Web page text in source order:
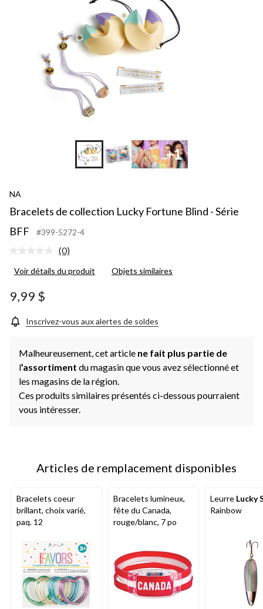
+1
NA
Bracelets de collection Lucky Fortune Blind - Série
BFF
#399-5272-4
Aucune
pour
la
même
(0)
Voir détails du produit Objets similaires
9,99 $
Inscrivez-vous aux alertes de soldes
Malheureusement, cet article ne fait plus partie de
l’assortiment du magasin que vous avez sélectionné et
les magasins de la région.
Ces produits similaires présentés ci-dessous pourraient
vous intéresser.
Articles de remplacement disponibles
Bracelets coeur
brillant, choix varié,
paq. 12
Bracelets lumineux,
fête du Canada,
rouge/blanc, 7 po
Leurre Lucky
Rainbow